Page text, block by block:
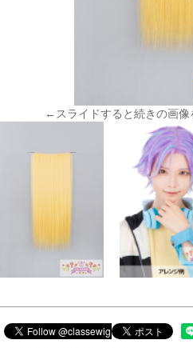
←スライドすると続きの画